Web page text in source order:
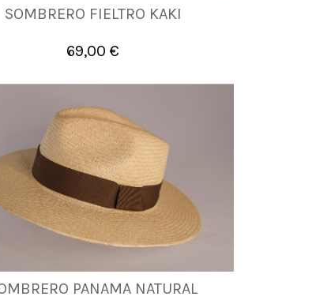
SOMBRERO FIELTRO KAKI
69,00 €
56 57 58 59 60
Añadir al carrito
PANAMA NATURAL
56 58 60